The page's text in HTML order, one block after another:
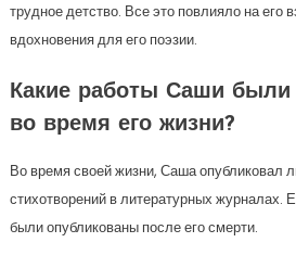
трудное детство. Все это повлияло на его
вдохновения для его поэзии.
Какие работы Саши были
во время его жизни?
Во время своей жизни, Саша опубликовал
стихотворений в литературных журналах.
были опубликованы после его смерти.